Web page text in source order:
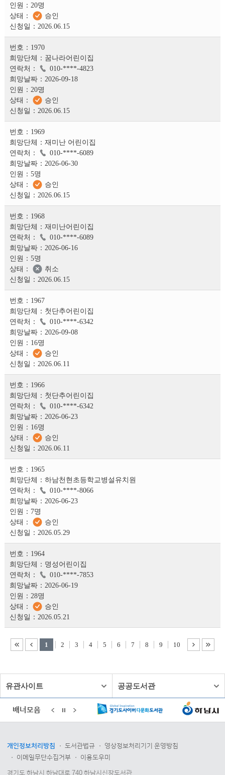
20명
승인
2026.06.15
1970
꿈나라어린이집
010-****-4823
2026-09-18
20명
승인
2026.06.15
1969
재미난 어린이집
010-****-6089
2026-06-30
5명
승인
2026.06.15
1968
재미난어린이집
010-****-6089
2026-06-16
5명
취소
2026.06.15
1967
첫단추어린이집
010-****-6342
2026-09-08
16명
승인
2026.06.11
1966
첫단추어린이집
010-****-6342
2026-06-23
16명
승인
2026.06.11
1965
하남천현초등학교병설유치원
010-****-8066
2026-06-23
7명
승인
2026.05.29
1964
명성어린이집
010-****-7853
2026-06-19
28명
승인
2026.05.21
1 2 3 4 5 6 7 8 9 10
유관사이트 공공도서관
배너모음
개인정보처리방침 도서관법규
영상정보처리기기 운영방침
이메일무단수집거부
이용도우미
경기도 하남시 하남대로 740 하남시신장도서관